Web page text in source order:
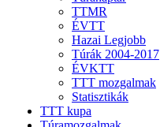
TTMR
ÉVTT
Hazai Legjobb
Túrák 2004-2017
ÉVKTT
TTT mozgalmak
Statisztikák
TTT kupa